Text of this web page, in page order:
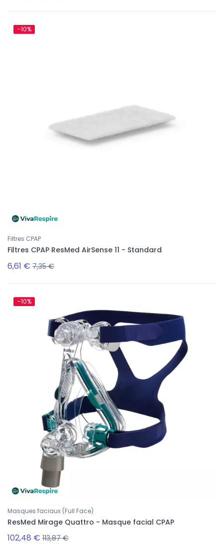
-10%
Filtres CPAP
Filtres CPAP ResMed AirSense 11 - Standard
6,61 € 7,35 €
-10%
Masques faciaux (Full Face)
ResMed Mirage Quattro - Masque facial CPAP
102,48 € 113,87 €